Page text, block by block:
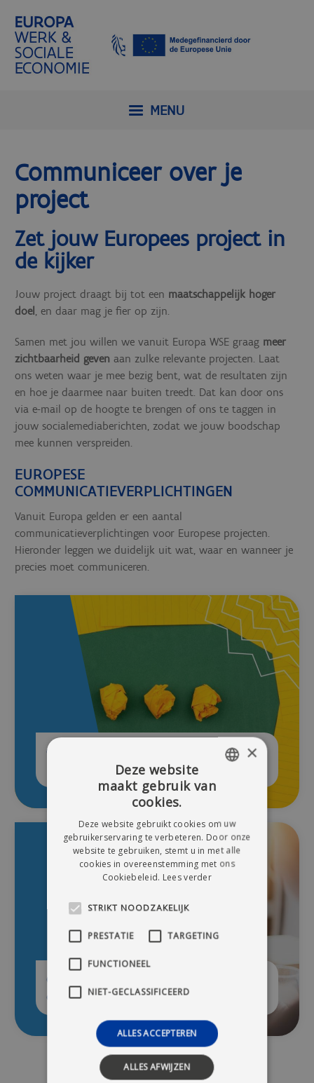
MENU
Communiceer over je
project
Zet jouw Europees project in
de kijker
Jouw project draagt bij tot een maatschappelijk hoger
doel , en daar mag je fier op zijn.
Samen met jou willen we vanuit Europa WSE graag meer
zichtbaarheid geven aan zulke relevante projecten. Laat
ons weten waar je mee bezig bent, wat de resultaten zijn
en hoe je daarmee naar buiten treedt. Dat kan door ons
via e-mail op de hoogte te brengen of ons te taggen in
jouw socialemediaberichten, zodat we jouw boodschap
mee kunnen verspreiden.
EUROPESE
COMMUNICATIEVERPLICHTINGEN
Vanuit Europa gelden er een aantal
communicatieverplichtingen voor Europese projecten.
Hieronder leggen we duidelijk uit wat, waar en wanneer je
precies moet communiceren.
Communicatieverplichtingen projecten
ESF+ en AMIF (2021-2027)
Communicatieverplichtingen voor
dienstverleners
×
Deze website
maakt gebruik van
cookies.
Deze website gebruikt cookies om uw
gebruikerservaring te verbeteren. Door onze
website te gebruiken, stemt u in met alle
cookies in overeenstemming met ons
Cookiebeleid. Lees verder
STRIKT NOODZAKELIJK
PRESTATIE TARGETING
FUNCTIONEEL
NIET-GECLASSIFICEERD
ALLES ACCEPTEREN
ALLES AFWIJZEN